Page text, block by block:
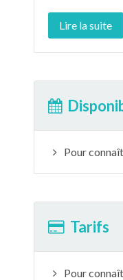
Lire la suite
Pour
Tarifs
Pour